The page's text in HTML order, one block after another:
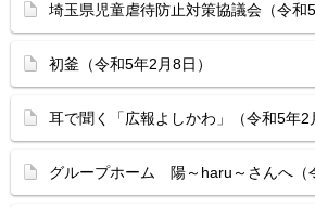
埼玉県児童虐待防止対策協議会（令和5
初釜（令和5年2月8日）
耳で聞く「広報よしかわ」（令和5年2
グループホーム 陽～haru～さんへ（